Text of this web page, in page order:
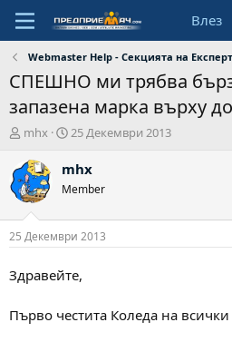
Влез
Webmaster Help - Секцията на
СПЕШНО ми трябва бърз
запазена марка върху
А
т
о
р
mhx
Н
ч
л
д
т
25 Декември 2013
mhx
Member
25 Декември 2013
Здравейте,
Първо честита Коледа на всички